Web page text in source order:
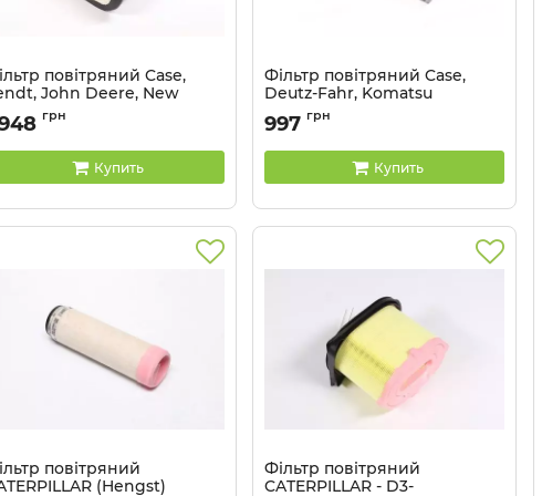
повітряний Case,
John Deere, New
(Hengst) E1561L
грн
Купить
Фільтр повітряний Case,
Deutz-Fahr, Komatsu
(Hengst) E571L
Артикул:
997 грн
Купить
повітряний
(Hengst)
Фільтр повітряний
CATERPILLAR - D3-